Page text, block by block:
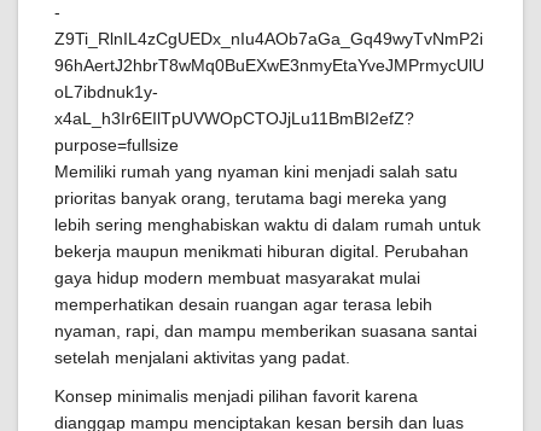
Memiliki rumah yang nyaman kini menjadi salah satu
prioritas banyak orang, terutama bagi mereka yang
lebih sering menghabiskan waktu di dalam rumah untuk
bekerja maupun menikmati hiburan digital. Perubahan
gaya hidup modern membuat masyarakat mulai
memperhatikan desain ruangan agar terasa lebih
nyaman, rapi, dan mampu memberikan suasana santai
setelah menjalani aktivitas yang padat.
Konsep minimalis menjadi pilihan favorit karena
dianggap mampu menciptakan kesan bersih dan luas